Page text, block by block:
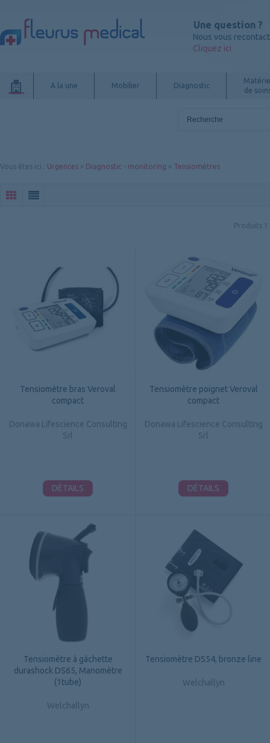
Une question ?
Nous vous
Cliquez ici
A la une Mobilier Diagnostic
de
Vous êtes ici Urgences » Diagnostic - monitoring » Tensiomètres
Produits 1
Tensiomètre bras Veroval
compact
Donawa Lifescience Consulting
Srl
DÉTAILS
Tensiomètre poignet Veroval
compact
Donawa Lifescience Consulting
Srl
DÉTAILS
Tensiomètre à gâchette
durashock DS65, Manomètre
(1tube)
Welchallyn
Tensiomètre DS54, bronze line
Welchallyn